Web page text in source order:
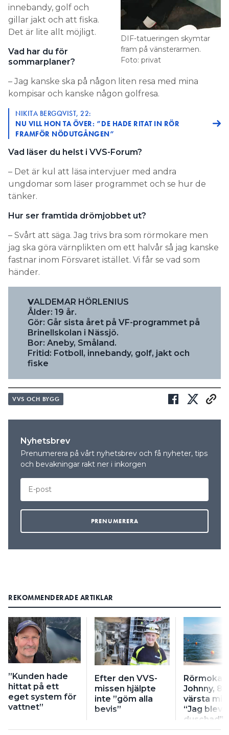
DIF-tatueringen skymtar
fram på vänsterarmen.
Foto: privat
innebandy, golf och
gillar jakt och att fiska.
Det är lite allt möjligt.
Vad har du för
sommarplaner?
– Jag kanske ska på någon liten resa med mina
kompisar och kanske någon golfresa.
NIKITA BERGQVIST, 22:
NU VILL HON TA ÖVER: ”DE HADE RITAT IN RÖR
FRAMFÖR NÖDUTGÅNGEN”
Vad läser du helst i VVS-Forum?
– Det är kul att läsa intervjuer med andra
ungdomar som läser programmet och se hur de
tänker.
Hur ser framtida drömjobbet ut?
– Svårt att säga. Jag trivs bra som rörmokare men
jag ska göra värnplikten om ett halvår så jag kanske
fastnar inom Försvaret istället. Vi får se vad som
händer.
VALDEMAR HÖRLENIUS
Ålder: 19 år.
Gör: Går sista året på VF-programmet på
Brinellskolan i Nässjö.
Bor: Aneby, Småland.
Fritid: Fotboll, innebandy, golf, jakt och
fiske
VVS OCH BYGG
Nyhetsbrev
Prenumerera på vårt nyhetsbrev och få nyheter, tips
och bevakningar rakt ner i inkorgen
REKOMMENDERADE ARTIKLAR
”Kunden hade
hittat på ett
eget system för
vattnet”
Efter den VVS-
missen hjälpte
inte ”göm alla
bevis”
Johnny,
värsta
“Jag blev
duschad”